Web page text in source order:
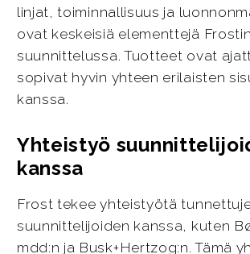
linjat, toiminnallisuus ja
ovat keskeisiä elementtejä Frostin
suunnittelussa. Tuotteet ovat
sopivat hyvin yhteen erilaisten
kanssa.
Yhteistyö
kanssa
Frost tekee yhteistyötä
suunnittelijoiden kanssa, kuten
mdd:n ja Busk+Hertzog:n. Tämä